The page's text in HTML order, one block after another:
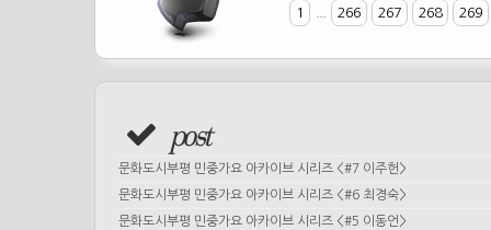
1 266 267 268 269
post
문화도시부평 민중가요 아카이브 시리즈 <#7 이주헌>
문화도시부평 민중가요 아카이브 시리즈 <#6 최경숙>
문화도시부평 민중가요 아카이브 시리즈 <#5 이동언>